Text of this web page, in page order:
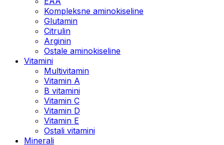
Kompleksne aminokiseline
Glutamin
Citrulin
Arginin
Ostale aminokiseline
Vitamini
Multivitamin
Vitamin A
B vitamini
Vitamin C
Vitamin D
Vitamin E
Ostali vitamini
Minerali